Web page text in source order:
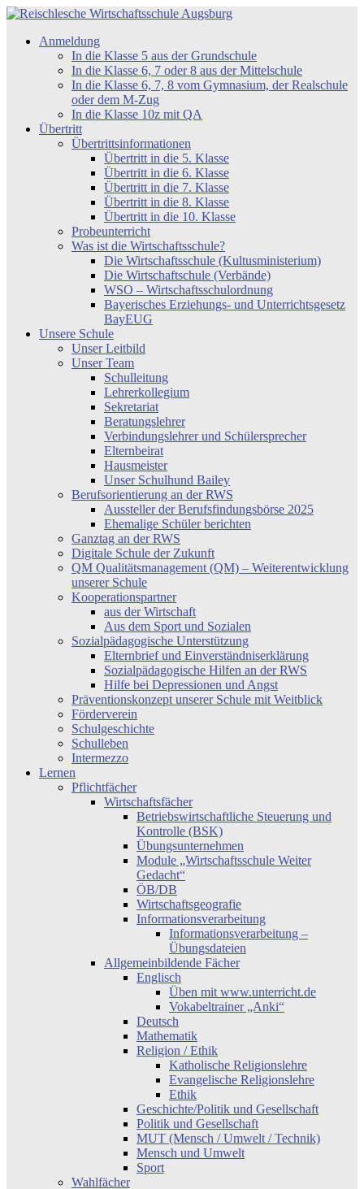
Zum
springen
Reischlesche
Wirtschaftsschule
Anmeldung
In die Klasse 5 aus der Grundschule
In die Klasse 6, 7 oder 8 aus der Mittelschule
In die Klasse 6, 7, 8 vom Gymnasium, der Realschule
oder dem M-Zug
In die Klasse 10z mit QA
Übertritt
Übertrittsinformationen
Übertritt in die 5. Klasse
Übertritt in die 6. Klasse
Übertritt in die 7. Klasse
Übertritt in die 8. Klasse
Übertritt in die 10. Klasse
Probeunterricht
Was ist die Wirtschaftsschule?
Die Wirtschaftsschule (Kultusministerium)
Die Wirtschaftschule (Verbände)
WSO – Wirtschaftsschulordnung
Bayerisches Erziehungs- und Unterrichtsgesetz
BayEUG
Unsere Schule
Unser Leitbild
Unser Team
Schulleitung
Lehrerkollegium
Sekretariat
Beratungslehrer
Verbindungslehrer und Schülersprecher
Elternbeirat
Hausmeister
Unser Schulhund Bailey
Berufsorientierung an der RWS
Aussteller der Berufsfindungsbörse 2025
Ehemalige Schüler berichten
Ganztag an der RWS
Digitale Schule der Zukunft
QM Qualitätsmanagement (QM) – Weiterentwicklung
unserer Schule
Kooperationspartner
aus der Wirtschaft
Aus dem Sport und Sozialen
Sozialpädagogische Unterstützung
Elternbrief und Einverständniserklärung
Sozialpädagogische Hilfen an der RWS
Hilfe bei Depressionen und Angst
Präventionskonzept unserer Schule mit Weitblick
Förderverein
Schulgeschichte
Schulleben
Intermezzo
Lernen
Pflichtfächer
Wirtschaftsfächer
Betriebswirtschaftliche Steuerung und
Kontrolle (BSK)
Übungsunternehmen
Module „Wirtschaftsschule Weiter
Gedacht“
ÖB/DB
Wirtschaftsgeografie
Informationsverarbeitung
Informationsverarbeitung –
Übungsdateien
Allgemeinbildende Fächer
Englisch
Üben mit www.unterricht.de
Vokabeltrainer „Anki“
Deutsch
Mathematik
Religion / Ethik
Katholische Religionslehre
Evangelische Religionslehre
Ethik
Geschichte/Politik und Gesellschaft
Politik und Gesellschaft
MUT (Mensch / Umwelt / Technik)
Mensch und Umwelt
Sport
Wahlfächer